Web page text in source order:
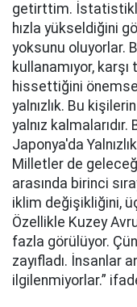
getirttim.
hızla yükseldiğini
yoksunu oluyorlar.
kullanamıyor,
hissettiğini
yalnızlık. Bu
yalnız
Japonya'da
Milletler de
arasında birinci
iklim değişikliğini,
Özellikle Kuzey
fazla görülüyor.
zayıfladı. İnsanlar
ilgilenmiyorlar.”